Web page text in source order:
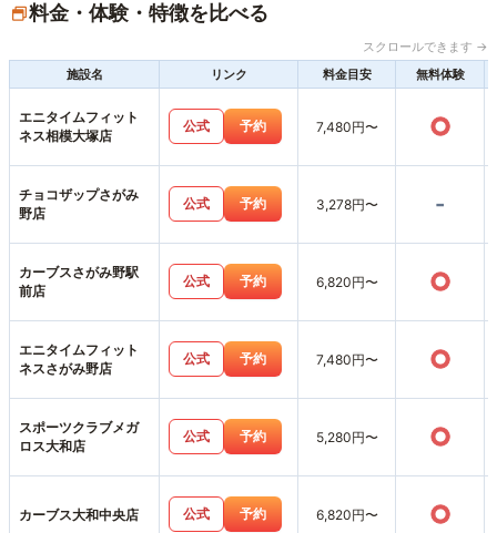
料金・体験・特徴を比べる
スクロールできます →
施設名
リンク 料金目安 無料体験
エニタイムフィット
ネス相模大塚店
公式 予約 7,480円〜 ○
チョコザップさがみ
野店
公式 予約 3,278円〜 -
カーブスさがみ野駅
前店
公式 予約 6,820円〜 ○
エニタイムフィット
ネスさがみ野店
公式 予約 7,480円〜 ○
スポーツクラブメガ
ロス大和店
公式 予約 5,280円〜 ○
カーブス大和中央店 公式 予約 6,820円〜 ○